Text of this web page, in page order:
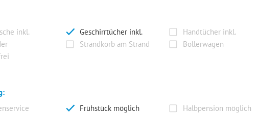
inkl.
Geschirrtücher inkl.
Handtücher inkl.
Strandkorb am Strand
Bollerwagen
Frühstück möglich
Halbpension möglich